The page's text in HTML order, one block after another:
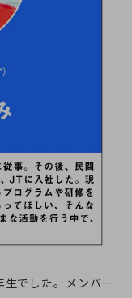
ちら
生でした。メンバー